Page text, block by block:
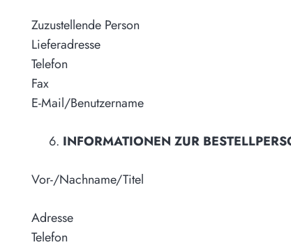
Zuzustellende Person
Lieferadresse
Telefon
Fax
E-Mail/Benutzername
INFORMATIONEN ZUR
Vor-/Nachname/Titel
Adresse
Telefon